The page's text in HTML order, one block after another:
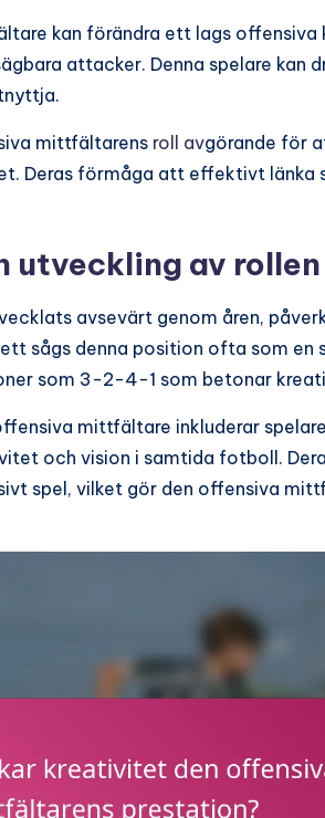
kan förändra ett lags
attacker. Denna spelare kan
mittfältarens roll avgörande för
Deras förmåga att effektivt länka
utveckling av rollen
avsevärt genom åren,
sågs denna position ofta som en
som 3-2-4-1 som betonar
mittfältare inkluderar
och vision i samtida fotboll.
spel, vilket gör den offensiva